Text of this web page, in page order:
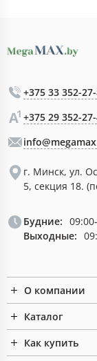
+375 33 352-
+375 29 352-
г. Минск, ул.
5, секция 18.
Будние:
Выходные:
О компании
Каталог
Как купить